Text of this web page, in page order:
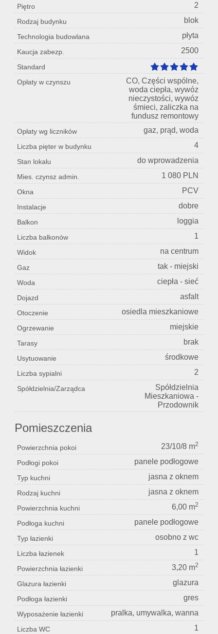
Piętro 2
Rodzaj budynku blok
Technologia budowlana płyta
Kaucja zabezp. 2500
Standard
Opłaty w czynszu
CO, Części wspólne,
woda ciepła, wywóz
nieczystości, wywóz
śmieci, zaliczka na
fundusz remontowy
Opłaty wg liczników gaz, prąd, woda
Liczba pięter w budynku 4
Stan lokalu do wprowadzenia
Mies. czynsz admin. 1 080 PLN
Okna PCV
Instalacje dobre
Balkon loggia
Liczba balkonów 1
Widok na centrum
Gaz tak - miejski
Woda ciepła - sieć
Dojazd asfalt
Otoczenie osiedla mieszkaniowe
Ogrzewanie miejskie
Tarasy brak
Usytuowanie środkowe
Liczba sypialni 2
Spółdzielnia/Zarządca
Spółdzielnia
Mieszkaniowa -
Przodownik
Pomieszczenia
Powierzchnia pokoi 23/10/8 m2
Podłogi pokoi panele podłogowe
Typ kuchni jasna z oknem
Rodzaj kuchni jasna z oknem
Powierzchnia kuchni 6,00 m2
Podłoga kuchni panele podłogowe
Typ łazienki osobno z wc
Liczba łazienek 1
Powierzchnia łazienki 3,20 m2
Glazura łazienki glazura
Podłoga łazienki gres
Wyposażenie łazienki pralka, umywalka, wanna
Liczba WC 1